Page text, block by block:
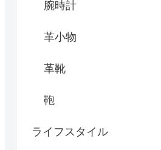
腕時計
革小物
革靴
鞄
ライフスタイル